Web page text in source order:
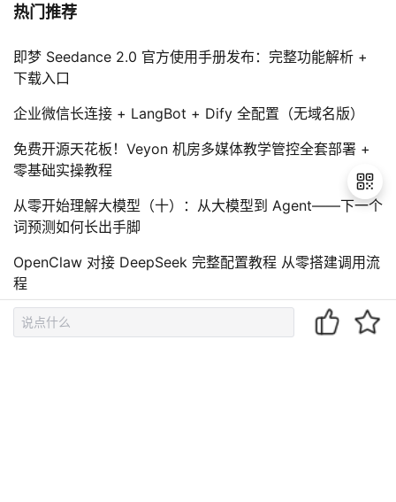
热门推荐
即梦 Seedance 2.0 官方使用手册发布：完整功能解析 +
下载入口
企业微信长连接 + LangBot + Dify 全配置（无域名版）
免费开源天花板！Veyon 机房多媒体教学管控全套部署 +
零基础实操教程
从零开始理解大模型（十）：从大模型到 Agent——下一个
词预测如何长出手脚
OpenClaw 对接 DeepSeek 完整配置教程 从零搭建调用流
程